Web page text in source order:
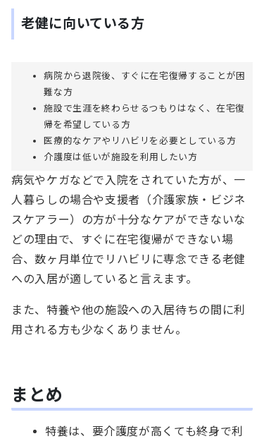
老健に向いている方
病院から退院後、すぐに在宅復帰することが困
難な方
施設で生涯を終わらせるつもりはなく、在宅復
帰を希望している方
医療的なケアやリハビリを必要としている方
介護度は低いが施設を利用したい方
病気やケガなどで入院をされていた方が、一
人暮らしの場合や支援者（介護家族・ビジネ
スケアラー）の方が十分なケアができないな
どの理由で、すぐに在宅復帰ができない場
合、数ヶ月単位でリハビリに専念できる老健
への入居が適していると言えます。
また、特養や他の施設への入居待ちの間に利
用される方も少なくありません。
まとめ
特養は、要介護度が高くても終身で利